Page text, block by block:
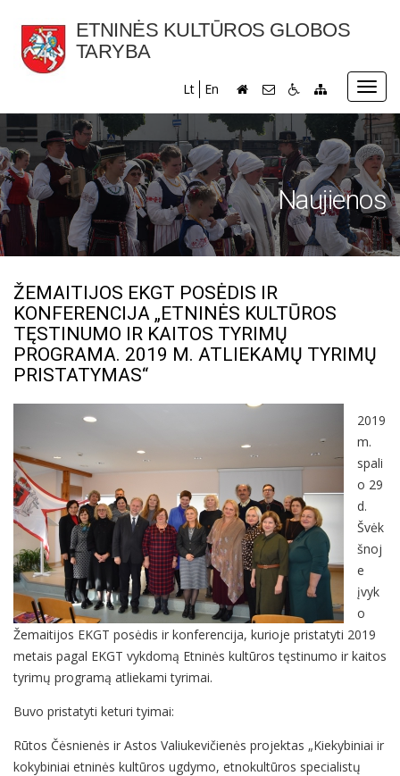
ETNINĖS KULTŪROS GLOBOS
TARYBA
Lt En
Naujienos
ŽEMAITIJOS EKGT POSĖDIS IR
KONFERENCIJA „ETNINĖS KULTŪROS
TĘSTINUMO IR KAITOS TYRIMŲ
PROGRAMA. 2019 M. ATLIEKAMŲ TYRIMŲ
PRISTATYMAS“
2019
m.
spali
o 29
d.
Švėk
šnoj
e
įvyk
o
Žemaitijos EKGT posėdis ir konferencija, kurioje pristatyti 2019
metais pagal EKGT vykdomą Etninės kultūros tęstinumo ir kaitos
tyrimų programą atliekami tyrimai.
Buvo pristatyti keturi tyimai:
Rūtos Čėsnienės ir Astos Valiukevičienės projektas „Kiekybiniai ir
kokybiniai etninės kultūros ugdymo, etnokultūros specialistų